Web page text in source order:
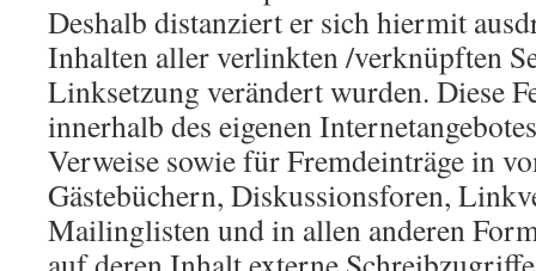
Deshalb distanziert er sich hiermit
Inhalten aller verlinkten /verknüpften
Linksetzung verändert wurden. Diese
innerhalb des eigenen
Verweise sowie für Fremdeinträge in
Gästebüchern, Diskussionsforen,
Mailinglisten und in allen anderen